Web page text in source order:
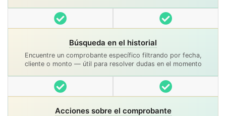
Incluido Incluido
Búsqueda en el historial
Encuentre un comprobante específico filtrando por fecha,
cliente o monto — útil para resolver dudas en el momento
Incluido Incluido
Acciones sobre el comprobante